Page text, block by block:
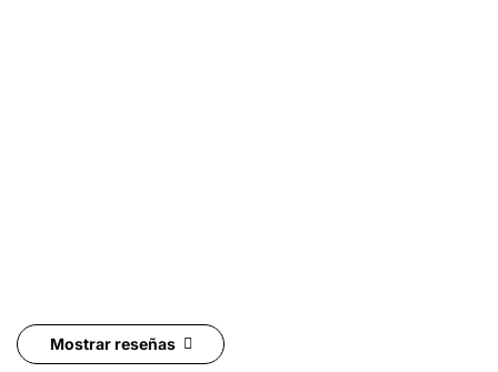
Mostrar reseñas